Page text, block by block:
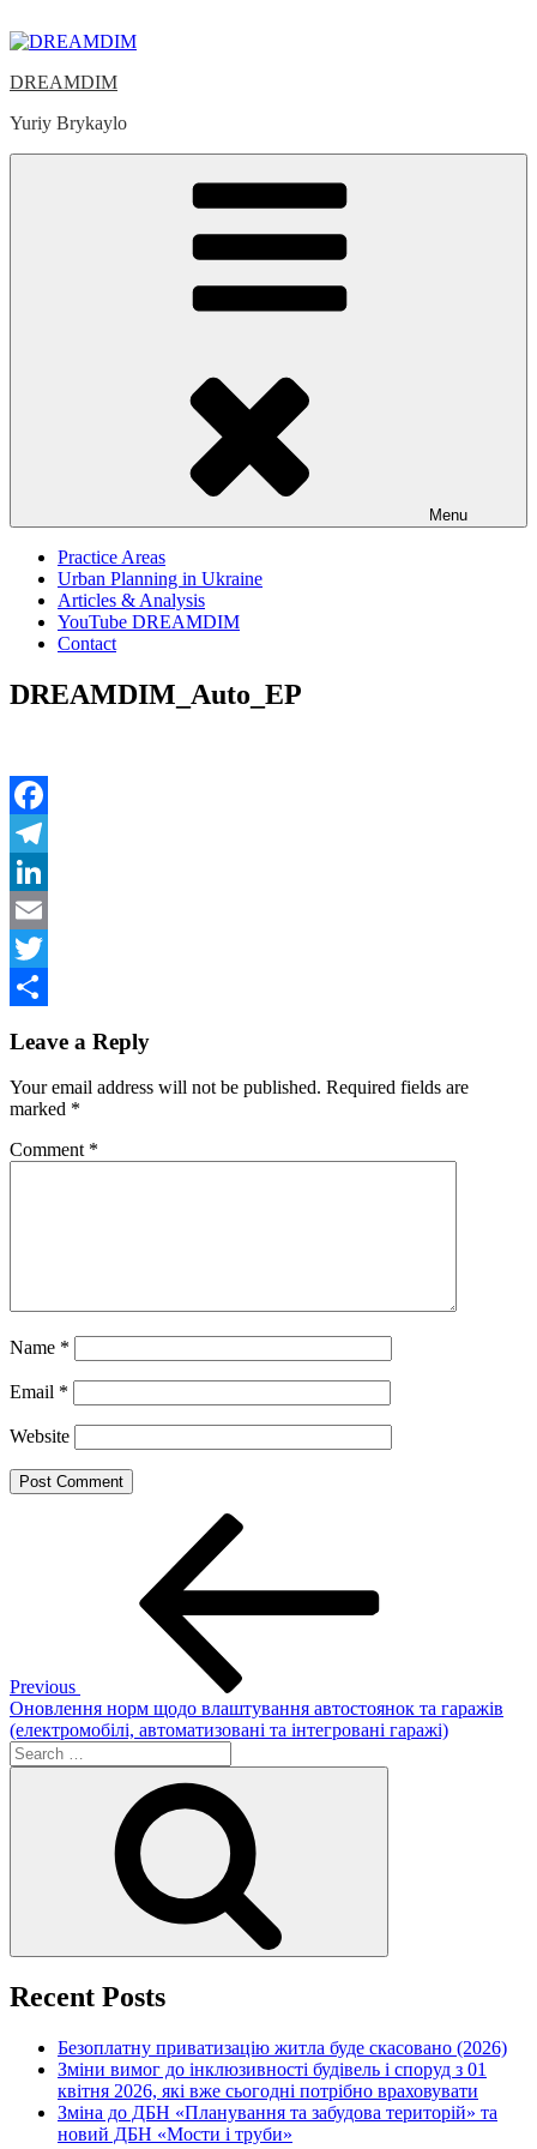
to
DREAMDIM
Yuriy Brykaylo
Menu
Practice Areas
Urban Planning in Ukraine
Articles & Analysis
YouTube DREAMDIM
Contact
DREAMDIM_Auto_EP
Facebook
Telegram
LinkedIn
Email
Twitter
Leave a Reply
Your email address will not be published. Required fields are
marked *
Comment *
Name *
Email *
Website
Previous
Оновлення норм щодо влаштування автостоянок та гаражів
(електромобілі, автоматизовані та інтегровані гаражі)
Search
for:
Recent Posts
Безоплатну приватизацію житла буде скасовано (2026)
Зміни вимог до інклюзивності будівель і споруд з 01
квітня 2026, які вже сьогодні потрібно враховувати
Зміна до ДБН «Планування та забудова територій» та
новий ДБН «Мости і труби»